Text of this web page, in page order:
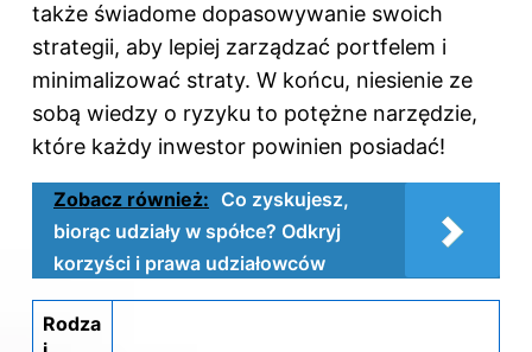
także świadome dopasowywanie swoich
strategii, aby lepiej zarządzać portfelem i
minimalizować straty. W końcu, niesienie ze
sobą wiedzy o ryzyku to potężne narzędzie,
które każdy inwestor powinien posiadać!
Zobacz również: Co zyskujesz,
biorąc udziały w spółce? Odkryj
korzyści i prawa udziałowców
Rodza